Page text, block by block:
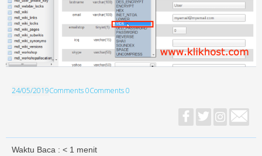
24/05/2019Comments 0Comments 0
Waktu Baca : < 1 menit